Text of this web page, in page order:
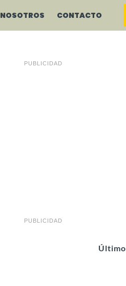
NOSOTROS CONTACTO
PUBLICIDAD
PUBLICIDAD
Último